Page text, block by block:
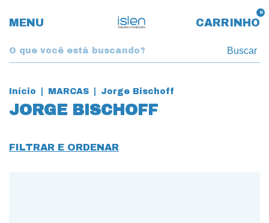
MENU CARRINHO
0
Buscar
Início MARCAS Jorge Bischoff
JORGE BISCHOFF
FILTRAR E ORDENAR